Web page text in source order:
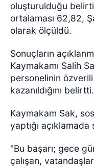
oluşturulduğu
ortalaması 62,82,
olarak ölçüldü.
Sonuçların
Kaymakamı Salih
personelinin özverili
kazanıldığını belirtti.
Kaymakam Sak,
yaptığı
"Bu başarı; gece
çalışan,